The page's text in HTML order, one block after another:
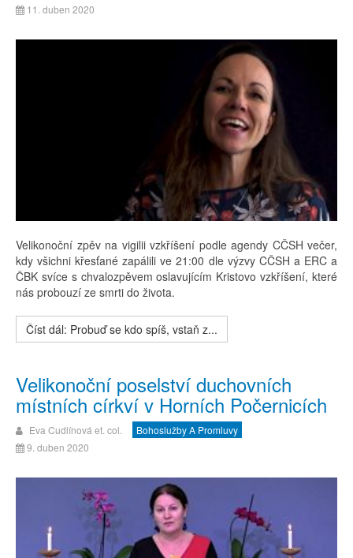
11. duben 2020
Velikonoční zpěv na vigilii vzkříšení podle agendy CČSH večer,
kdy všichni křesťané zapálili ve 21:00 dle výzvy CČSH a ERC a
ČBK svíce s chvalozpěvem oslavujícím Kristovo vzkříšení, které
nás probouzí ze smrti do života.
Číst dál: Probuď se kdo spíš, vstaň z...
Velikonoční poselství duchovních
místních církví v Horních Počernicích
Eva Cudlínová et. col.
Bohoslužby A Promluvy
9. duben 2020